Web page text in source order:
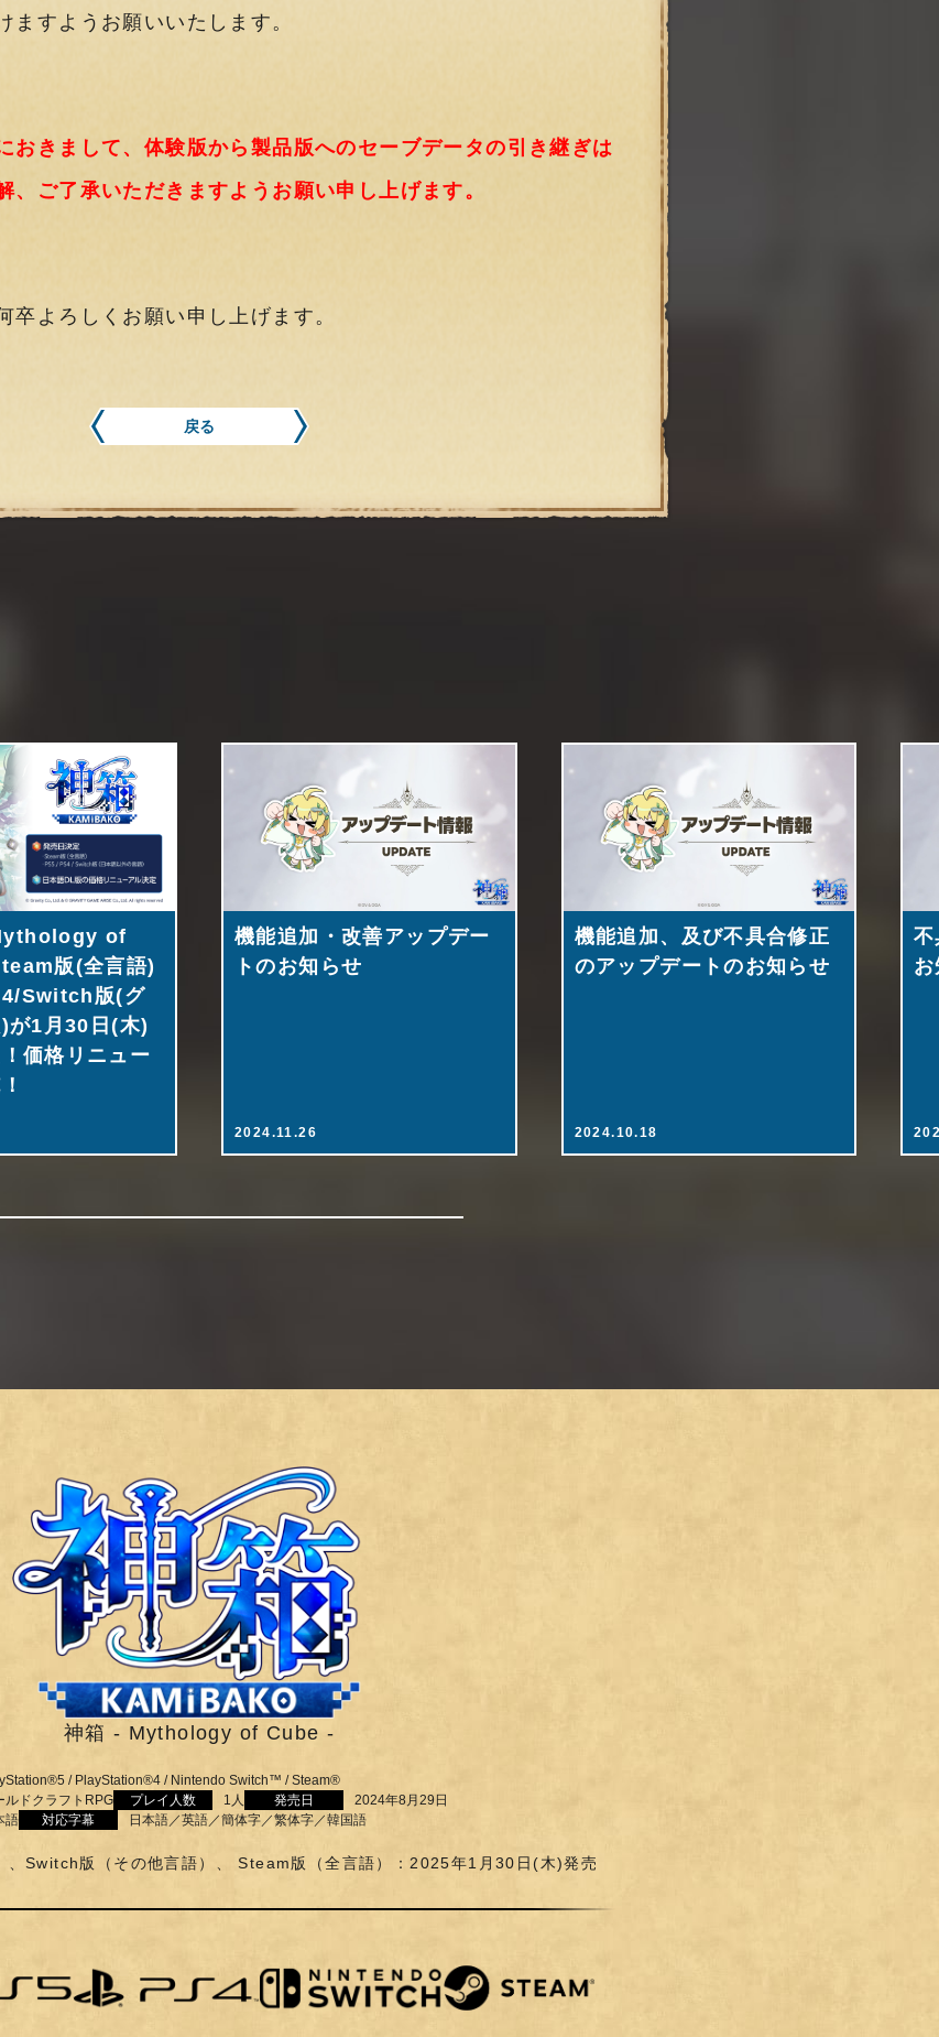
ますようお願いいたします。
おきまして、体験版から製品版へのセーブデータの引き継ぎは
、ご了承いただきますようお願い申し上げます。
卒よろしくお願い申し上げます。
戻る
of
版(全言語)
Switch版(グ
が1月30日(木)
価格リニュー
機能追加・改善アップデー
トのお知らせ
2024.11.26
機能追加、及び不具合修正
のアップデートのお知らせ
2024.10.18
不
神箱 - Mythology of Cube -
/ PlayStation®4 / Nintendo Switch™ / Steam®
ルドクラフトRPG プレイ人数 1人 発売日
2024年8月29日
語 対応字幕 日本語／英語／簡体字／繁体字／韓国語
、Switch版（その他言語）、 Steam版（全言語）：2025年1月30日(木)発売